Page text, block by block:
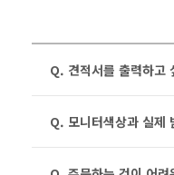
Q. 견적서를 출력하고
Q. 모니터색상과 실제